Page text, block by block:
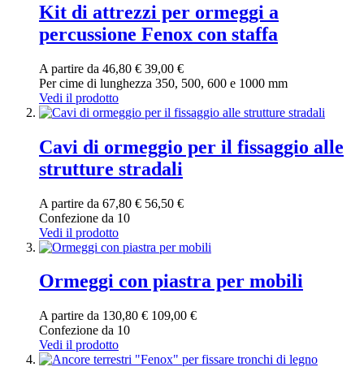
Kit di attrezzi per ormeggi a
percussione Fenox con staffa
A partire da 46,80 € 39,00 €
Per cime di lunghezza 350, 500, 600 e 1000 mm
Vedi il prodotto
Cavi di ormeggio per il fissaggio alle
strutture stradali
A partire da 67,80 € 56,50 €
Confezione da 10
Vedi il prodotto
Ormeggi con piastra per mobili
A partire da 130,80 € 109,00 €
Confezione da 10
Vedi il prodotto